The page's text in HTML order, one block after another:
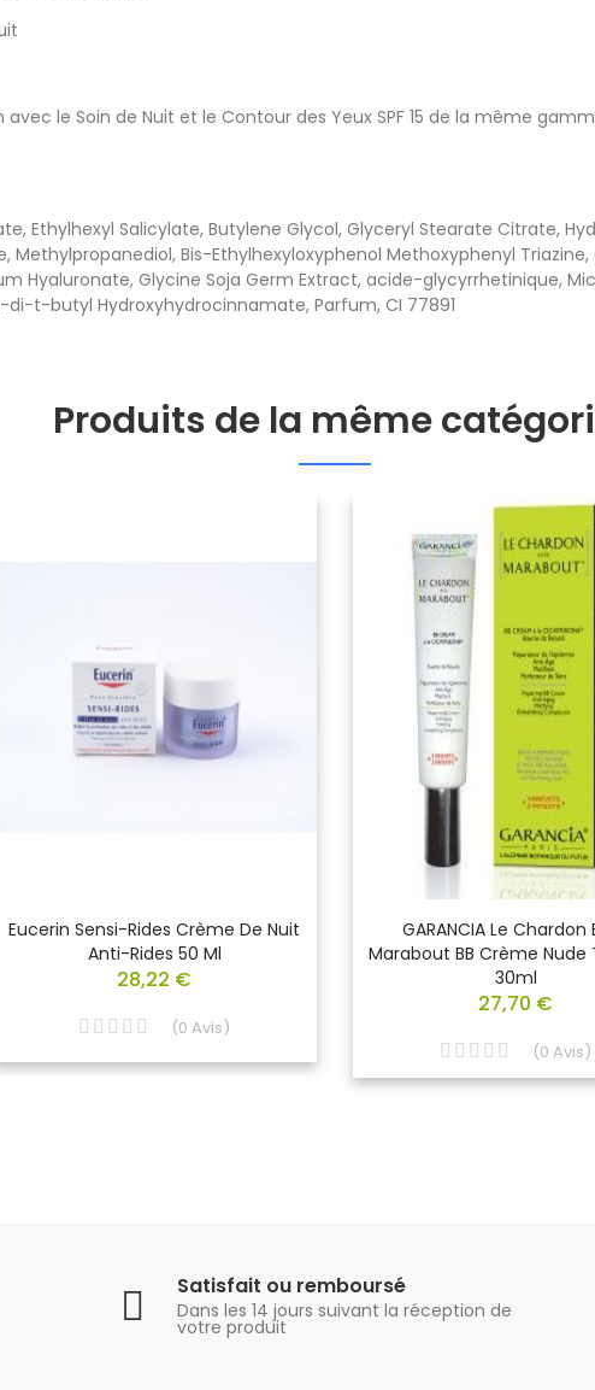
le Soin de Nuit et le Contour des Yeux SPF 15 de la même gamme
Ethylhexyl Salicylate, Butylene Glycol, Glyceryl Stearate Citrate,
Bis-Ethylhexyloxyphenol Methoxyphenyl
Hyaluronate, Glycine Soja Germ Extract, acide-glycyrrhetinique,
t-butyl Hydroxyhydrocinnamate, Parfum, CI 77891
Produits de la même
Eucerin Sensi-Rides Crème De Nuit
Anti-Rides 50 Ml
28,22 €
(0 Avis)
GARANCIA Le Chardon
Marabout BB Crème Nude
30ml
27,70 €
(0 Avis)
Satisfait ou remboursé
Dans les 14 jours suivant la réception de
votre produit